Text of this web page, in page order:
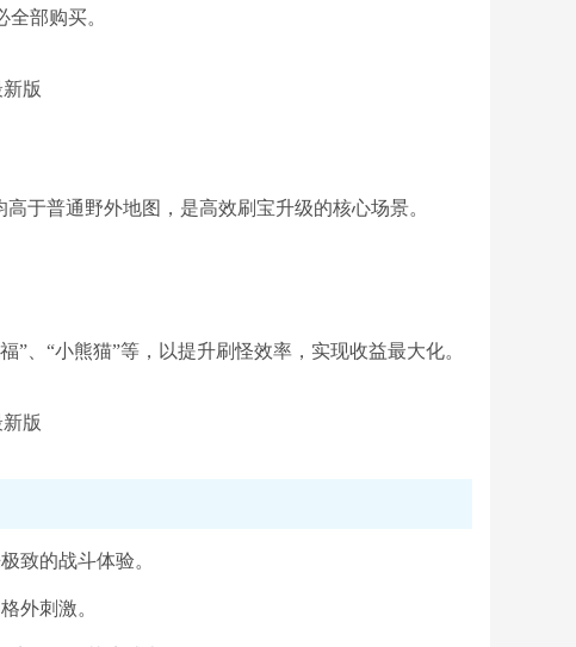
部购买。
于普通野外地图，是高效刷宝升级的核心场景。
、“小熊猫”等，以提升刷怪效率，实现收益最大化。
致的战斗体验。
外刺激。